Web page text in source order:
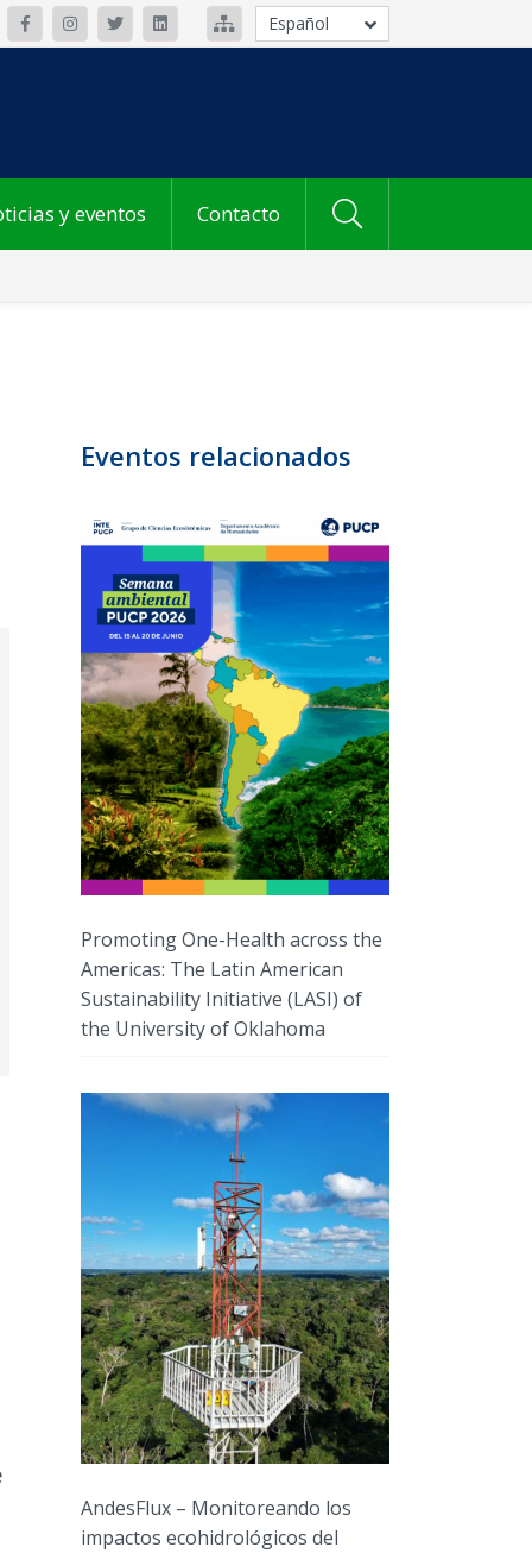
Español
y eventos Contacto
Eventos relacionados
Promoting One-Health across the
Americas: The Latin American
Sustainability Initiative (LASI) of
the University of Oklahoma
AndesFlux – Monitoreando los
impactos ecohidrológicos del